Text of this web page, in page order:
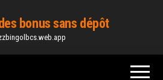
bonus sans dépôt